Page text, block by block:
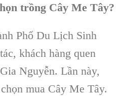
trồng Cây Me Tây?
Phố Du Lịch Sinh
khách hàng quen
Nguyễn. Lần này,
mua Cây Me Tây.